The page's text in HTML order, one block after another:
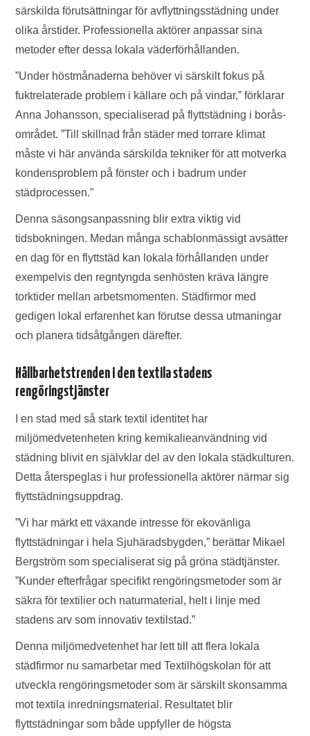
särskilda förutsättningar för avflyttningsstädning under
olika årstider. Professionella aktörer anpassar sina
metoder efter dessa lokala väderförhållanden.
”Under höstmånaderna behöver vi särskilt fokus på
fuktrelaterade problem i källare och på vindar,” förklarar
Anna Johansson, specialiserad på flyttstädning i borås-
området. ”Till skillnad från städer med torrare klimat
måste vi här använda särskilda tekniker för att motverka
kondensproblem på fönster och i badrum under
städprocessen.”
Denna säsongsanpassning blir extra viktig vid
tidsbokningen. Medan många schablonmässigt avsätter
en dag för en flyttstäd kan lokala förhållanden under
exempelvis den regntyngda senhösten kräva längre
torktider mellan arbetsmomenten. Städfirmor med
gedigen lokal erfarenhet kan förutse dessa utmaningar
och planera tidsåtgången därefter.
Hållbarhetstrenden i den textila stadens
rengöringstjänster
I en stad med så stark textil identitet har
miljömedvetenheten kring kemikalieanvändning vid
städning blivit en självklar del av den lokala städkulturen.
Detta återspeglas i hur professionella aktörer närmar sig
flyttstädningsuppdrag.
”Vi har märkt ett växande intresse för ekovänliga
flyttstädningar i hela Sjuhäradsbygden,” berättar Mikael
Bergström som specialiserat sig på gröna städtjänster.
”Kunder efterfrågar specifikt rengöringsmetoder som är
säkra för textilier och naturmaterial, helt i linje med
stadens arv som innovativ textilstad.”
Denna miljömedvetenhet har lett till att flera lokala
städfirmor nu samarbetar med Textilhögskolan för att
utveckla rengöringsmetoder som är särskilt skonsamma
mot textila inredningsmaterial. Resultatet blir
flyttstädningar som både uppfyller de högsta